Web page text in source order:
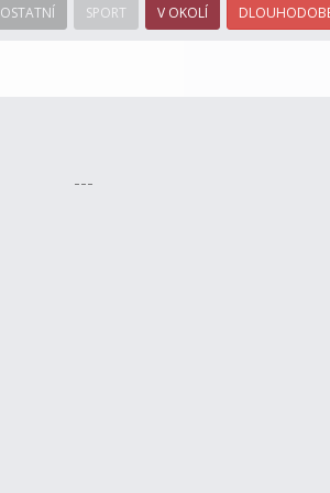
OSTATNÍ SPORT V OKOLÍ
---